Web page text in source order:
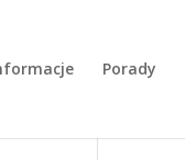
Porady